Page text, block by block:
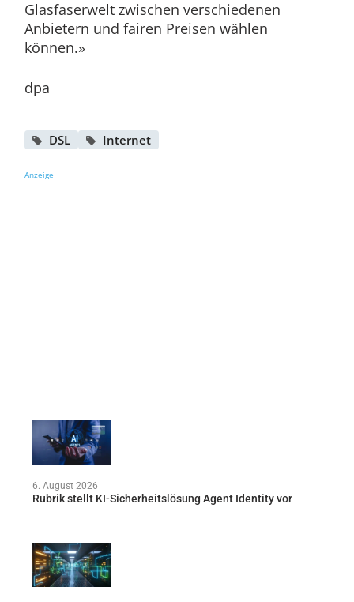
Glasfaserwelt zwischen verschiedenen
Anbietern und fairen Preisen wählen
können.»
dpa
DSL Internet
Anzeige
6. August 2026
Rubrik stellt KI-Sicherheitslösung Agent Identity vor